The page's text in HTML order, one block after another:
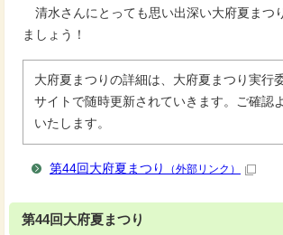
清水さんにとっても思い出深い大府夏まつ
ましょう！
大府夏まつりの詳細は、大府夏まつり実行
サイトで随時更新されていきます。ご確認
いたします。
第44回大府夏まつり （外部リンク）
第44回大府夏まつり